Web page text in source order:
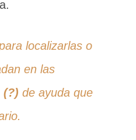
localizarlas o
en las
(?) de ayuda que